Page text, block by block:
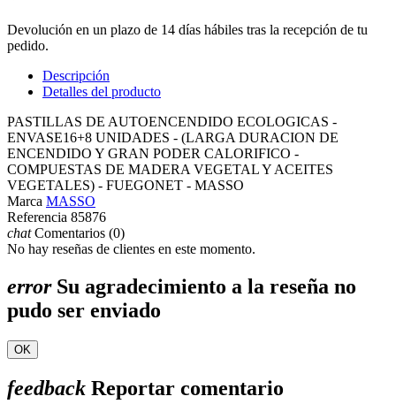
Devolución en un plazo de 14 días hábiles tras la recepción de tu
pedido.
Descripción
Detalles del producto
PASTILLAS DE AUTOENCENDIDO ECOLOGICAS -
ENVASE16+8 UNIDADES - (LARGA DURACION DE
ENCENDIDO Y GRAN PODER CALORIFICO -
COMPUESTAS DE MADERA VEGETAL Y ACEITES
VEGETALES) - FUEGONET - MASSO
Marca MASSO
Referencia 85876
chatComentarios (0)
No hay reseñas de clientes en este momento.
errorSu agradecimiento a la reseña no
pudo ser enviado
OK
feedback Reportar comentario